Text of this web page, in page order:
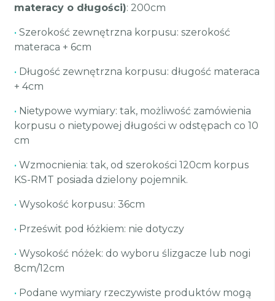
materacy o długości): 200cm
• Szerokość zewnętrzna korpusu: szerokość
materaca + 6cm
• Długość zewnętrzna korpusu: długość materaca
+ 4cm
• Nietypowe wymiary: tak, możliwość zamówienia
korpusu o nietypowej długości w odstępach co 10
cm
• Wzmocnienia: tak, od szerokości 120cm korpus
KS-RMT posiada dzielony pojemnik.
• Wysokość korpusu: 36cm
• Prześwit pod łóżkiem: nie dotyczy
• Wysokość nóżek: do wyboru ślizgacze lub nogi
8cm/12cm
• Podane wymiary rzeczywiste produktów mogą